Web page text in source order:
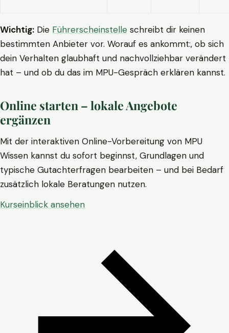
Wichtig: Die Führerscheinstelle schreibt dir keinen
bestimmten Anbieter vor. Worauf es ankommt:, ob sich
dein Verhalten glaubhaft und nachvollziehbar verändert
hat – und ob du das im MPU-Gespräch erklären kannst.
Online starten – lokale Angebote
ergänzen
Mit der interaktiven Online-Vorbereitung von MPU
Wissen kannst du sofort beginnst, Grundlagen und
typische Gutachterfragen bearbeiten – und bei Bedarf
zusätzlich lokale Beratungen nutzen.
Kurseinblick ansehen